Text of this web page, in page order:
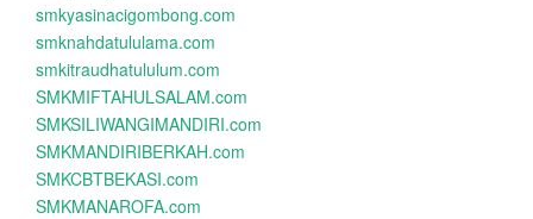
smkyasinacigombong.com
smknahdatululama.com
smkitraudhatululum.com
SMKMIFTAHULSALAM.com
SMKSILIWANGIMANDIRI.com
SMKMANDIRIBERKAH.com
SMKCBTBEKASI.com
SMKMANAROFA.com